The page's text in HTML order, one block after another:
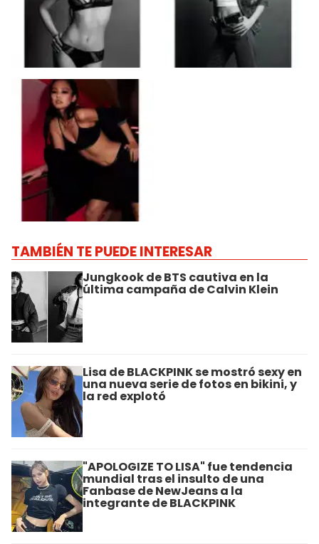
TAMBIÉN TE PUEDE INTERESAR
Jungkook de BTS cautiva en la
última campaña de Calvin Klein
Lisa de BLACKPINK se mostró sexy en
una nueva serie de fotos en bikini, y
la red explotó
"APOLOGIZE TO LISA" fue tendencia
mundial tras el insulto de una
Fanbase de NewJeans a la
integrante de BLACKPINK